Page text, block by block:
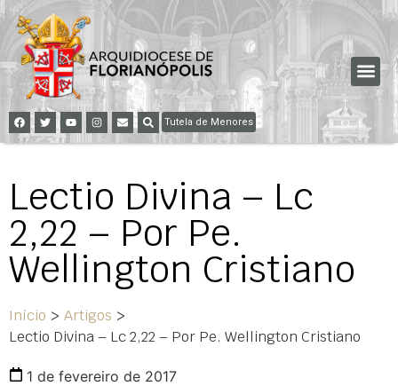
Tutela de Menores
Lectio Divina – Lc
2,22 – Por Pe.
Wellington Cristiano
Início > Artigos >
Lectio Divina – Lc 2,22 – Por Pe. Wellington Cristiano
1 de fevereiro de 2017